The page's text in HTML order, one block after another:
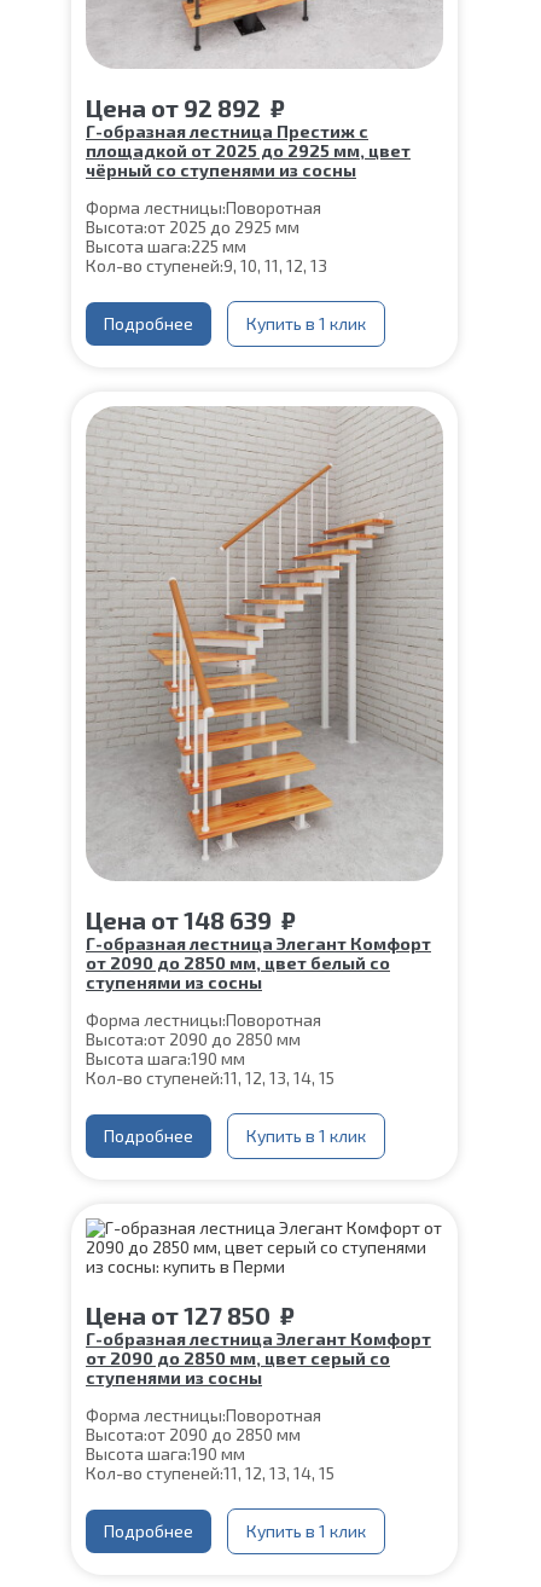
Цена от 92 892 ₽
Г-образная лестница Престиж с
площадкой от 2025 до 2925 мм, цвет
чёрный со ступенями из сосны
Форма лестницы:Поворотная
Высота:от 2025 до 2925 мм
Высота шага:225 мм
Кол-во ступеней:9, 10, 11, 12, 13
Глубина ступени:
300 мм
Конструкция: На монокосоуре
Материал каркаса:Сталь
Угол наклона:
45°
Срок гарантии (на металлокаркас):25 лет
Подробнее Купить в 1 клик
Цена от148 639 ₽
Г-образная лестница Элегант Комфорт
от 2090 до 2850 мм, цвет белый со
ступенями из сосны
Форма лестницы:Поворотная
Высота:от 2090 до 2850 мм
Высота шага:190 мм
Кол-во ступеней:11, 12, 13, 14, 15
Глубина ступени:
300 мм
Материал каркаса:
Сталь
Конструкция:На двойном косоуре
Угол наклона: 39°
Срок гарантии (на металлокаркас):25 лет
Подробнее Купить в 1 клик
Цена от127 850 ₽
Г-образная лестница Элегант Комфорт
от 2090 до 2850 мм, цвет серый со
ступенями из сосны
Форма лестницы:Поворотная
Высота:от 2090 до 2850 мм
Высота шага:190 мм
Кол-во ступеней:11, 12, 13, 14, 15
Глубина ступени:
300 мм
Материал каркаса:
Сталь
Конструкция:На двойном косоуре
Подробнее Купить в 1 клик